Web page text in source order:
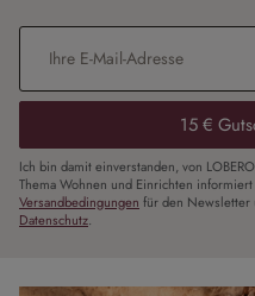
E-Mail-Adresse
15 €
Ich bin damit einverstanden, von
Thema Wohnen und Einrichten
Versandbedingungen für den Newsletter
Datenschutz.